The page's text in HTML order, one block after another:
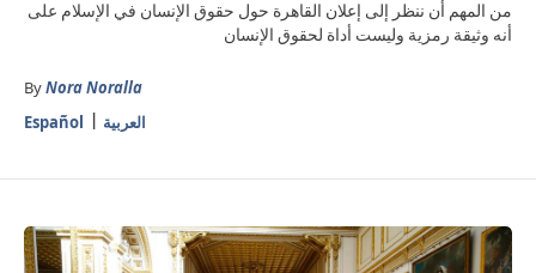
من المهم أن ننظر إلى إعلان القاهرة حول حقوق الإنسان في الإسلام على
أنه وثيقة رمزية وليست أداة لحقوق الإنسان
ByNora Noralla
Español
العربية